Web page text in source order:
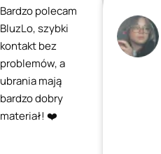
Bardzo polecam
BluzLo, szybki
kontakt bez
problemów, a
ubrania mają
bardzo dobry
materiał! ❤️